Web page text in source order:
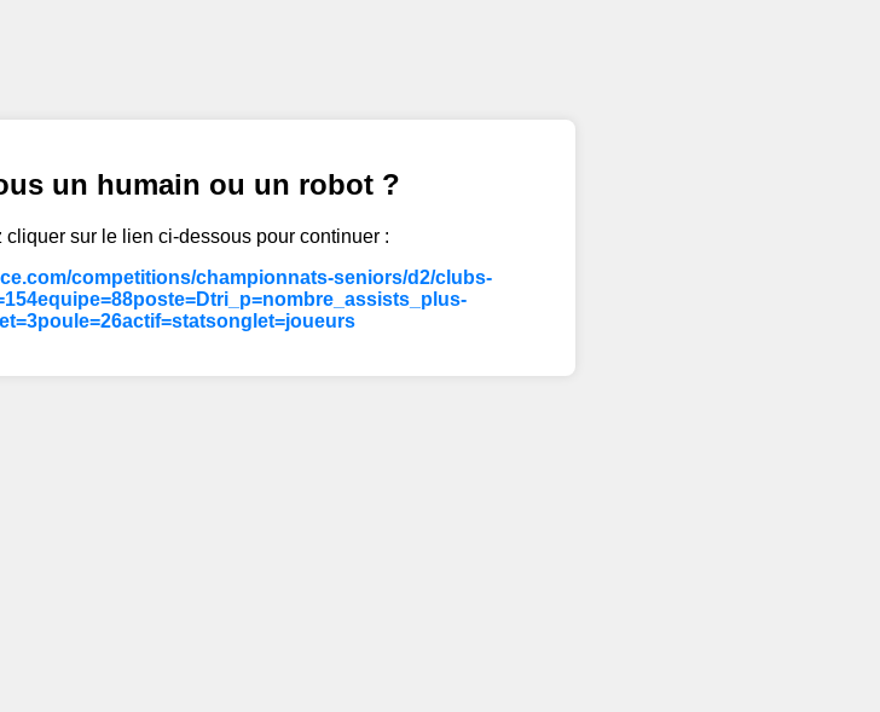
un humain ou un robot ?
sur le lien ci-dessous pour continuer :
competitions/championnats-seniors/d2/clubs-